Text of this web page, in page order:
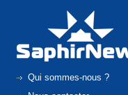
Qui sommes-nous ?